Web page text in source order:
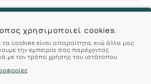
χρησιμοποιεί cookies.
cookies είναι απαραίτητα, ενώ άλλα μας
την εμπειρία σας παρέχοντας
με τον τρόπο χρήσης του ιστότοπου.